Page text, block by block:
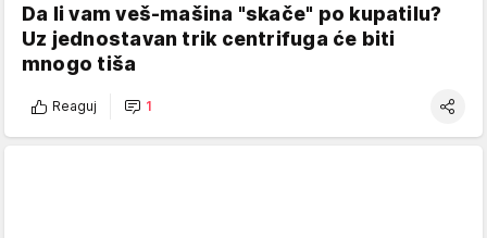
Da li vam veš-mašina "skače" po kupatilu?
Uz jednostavan trik centrifuga će biti
mnogo tiša
Reaguj 1